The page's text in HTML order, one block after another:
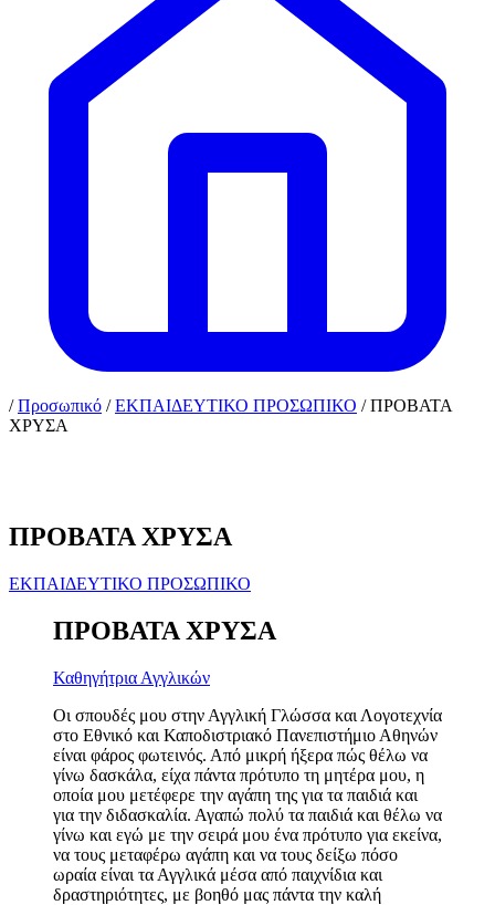
/Προσωπικό /ΕΚΠΑΙΔΕΥΤΙΚΟ ΠΡΟΣΩΠΙΚΟ /ΠΡΟΒΑΤΑ
ΧΡΥΣΑ
ΠΡΟΒΑΤΑ ΧΡΥΣΑ
ΕΚΠΑΙΔΕΥΤΙΚΟ ΠΡΟΣΩΠΙΚΟ
ΠΡΟΒΑΤΑ ΧΡΥΣΑ
Καθηγήτρια Αγγλικών
Οι σπουδές μου στην Αγγλική Γλώσσα και Λογοτεχνία
στο Εθνικό και Καποδιστριακό Πανεπιστήμιο Αθηνών
είναι φάρος φωτεινός. Από μικρή ήξερα πώς θέλω να
γίνω δασκάλα, είχα πάντα πρότυπο τη μητέρα μου, η
οποία μου μετέφερε την αγάπη της για τα παιδιά και
για την διδασκαλία. Αγαπώ πολύ τα παιδιά και θέλω να
γίνω και εγώ με την σειρά μου ένα πρότυπο για εκείνα,
να τους μεταφέρω αγάπη και να τους δείξω πόσο
ωραία είναι τα Αγγλικά μέσα από παιχνίδια και
δραστηριότητες, με βοηθό μας πάντα την καλή